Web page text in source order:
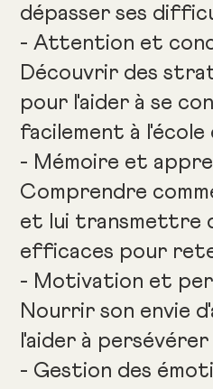
dépasser ses
- Attention et
Découvrir des
pour l'aider à se
facilement à l'école
- Mémoire et
Comprendre
et lui transmettre
efficaces pour
- Motivation et
Nourrir son envie
l'aider à
- Gestion des